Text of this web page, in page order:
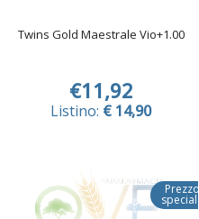
Twins Gold Maestrale Vio+1.00
€11,92
Listino: € 14,90
Prezzo
speciale